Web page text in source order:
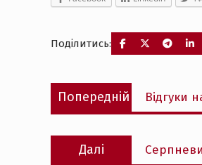
Поділитись:
Навігація
записів
Попередній
Попередній
запис:
Відгуки
Далі
запис: